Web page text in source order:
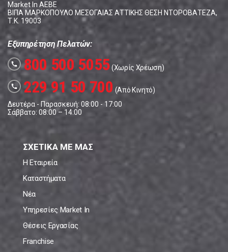
Market In ΑΕΒΕ
ΒΙΠΑ ΜΑΡΚΟΠΟΥΛΟ ΜΕΣΟΓΑΙΑΣ ΑΤΤΙΚΗΣ ΘΕΣΗ ΝΤΟΡΟΒΑΤΕΖΑ,
Τ.Κ. 19003
Εξυπηρέτηση Πελατών:
call 800 500 5055(Χωρίς Χρέωση)
call 229 91 50 700 (Από Κινητό)
Δευτέρα - Παρασκευή: 08:00 - 17:00
Σάββατο: 08:00 – 14:00
ΣΧΕΤΙΚΑ ΜΕ ΜΑΣ
Η Εταιρεία
Καταστήματα
Νέα
Υπηρεσίες Market In
Θέσεις Εργασίας
Franchise